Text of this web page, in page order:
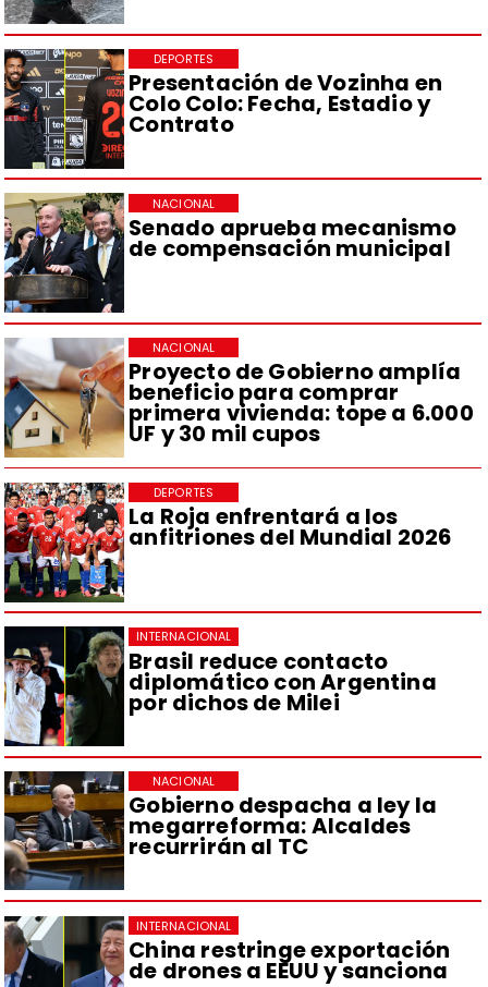
Presentación de Vozinha en
Colo Colo: Fecha, Estadio y
Contrato
DEPORTES
Senado aprueba mecanismo
de compensación municipal
NACIONAL
Proyecto de Gobierno amplía
beneficio para comprar
primera vivienda: tope a 6.000
UF y 30 mil cupos
NACIONAL
La Roja enfrentará a los
anfitriones del Mundial 2026
DEPORTES
Brasil reduce contacto
diplomático con Argentina
por dichos de Milei
INTERNACIONAL
Gobierno despacha a ley la
megarreforma: Alcaldes
recurrirán al TC
NACIONAL
China restringe exportación
de drones a EEUU y sanciona
INTERNACIONAL